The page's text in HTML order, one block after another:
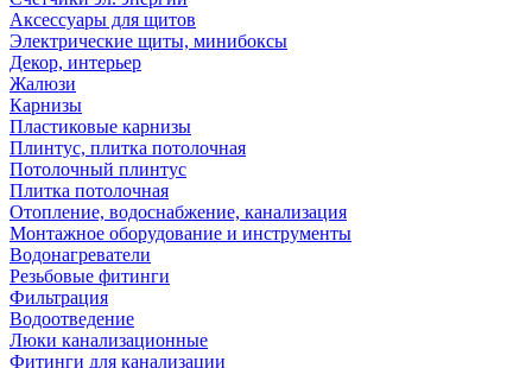
Аксессуары для щитов
Электрические щиты, минибоксы
Декор, интерьер
Жалюзи
Карнизы
Пластиковые карнизы
Плинтус, плитка потолочная
Потолочный плинтус
Плитка потолочная
Отопление, водоснабжение, канализация
Монтажное оборудование и инструменты
Водонагреватели
Резьбовые фитинги
Фильтрация
Водоотведение
Люки канализационные
Фитинги для канализации